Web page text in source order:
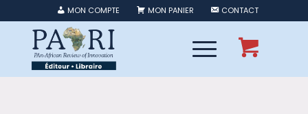
MON COMPTE MON PANIER CONTACT